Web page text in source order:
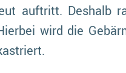
auftritt. Deshalb
wird die